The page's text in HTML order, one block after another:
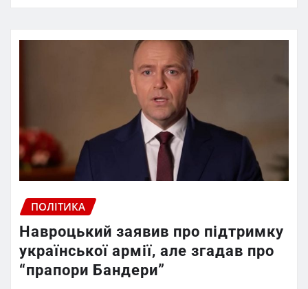
ПОЛІТИКА
Навроцький заявив про підтримку
української армії, але згадав про
“прапори Бандери”